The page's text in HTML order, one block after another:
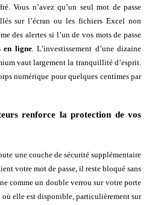
Vous n’avez qu’un seul mot de passe
sur l’écran ou les fichiers Excel non
des alertes si l’un de vos mots de passe
en ligne. L’investissement d’une dizaine
vaut largement la tranquillité d’esprit.
numérique pour quelques centimes par
renforce la protection de vos
une couche de sécurité supplémentaire
votre mot de passe, il reste bloqué sans
comme un double verrou sur votre porte
elle est disponible, particulièrement sur